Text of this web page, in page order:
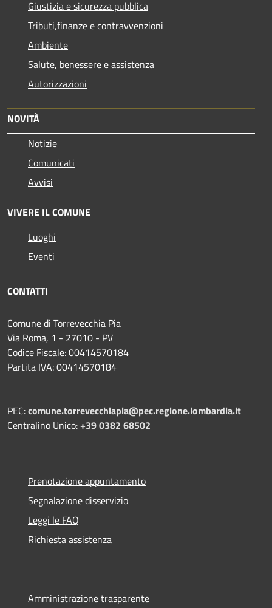
Giustizia e sicurezza pubblica
Tributi,finanze e contravvenzioni
Ambiente
Salute, benessere e assistenza
Autorizzazioni
NOVITÀ
Notizie
Comunicati
Avvisi
VIVERE IL COMUNE
Luoghi
Eventi
CONTATTI
Comune di Torrevecchia Pia
Via Roma, 1 - 27010 - PV
Codice Fiscale: 00414570184
Partita IVA: 00414570184
PEC:comune.torrevecchiapia@pec.regione.lombardia.it
Centralino Unico:+39 0382 68502
Prenotazione appuntamento
Segnalazione disservizio
Leggi le FAQ
Richiesta assistenza
Amministrazione trasparente